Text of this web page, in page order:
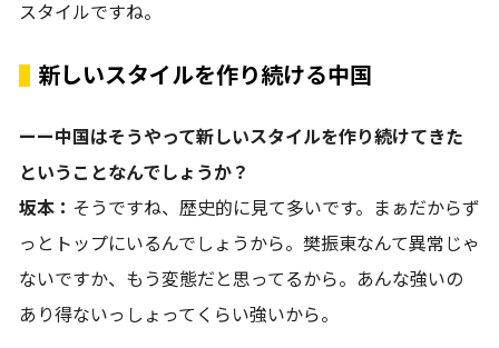
スタイルですね。
新しいスタイルを作り続ける中国
ーー中国はそうやって新しいスタイルを作り続けてきた
ということなんでしょうか？
坂本： そうですね、歴史的に見て多いです。まぁだからず
っとトップにいるんでしょうから。樊振東なんて異常じゃ
ないですか、もう変態だと思ってるから。あんな強いの
あり得ないっしょってくらい強いから。